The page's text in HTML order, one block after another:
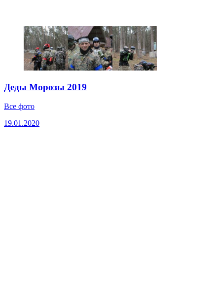
Деды Морозы 2019
Все фото
19.01.2020